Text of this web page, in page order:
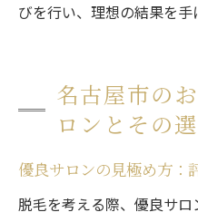
びを行い、理想の結果を手
名古屋市の
ロンとその
優良サロンの見極め方：
脱毛を考える際、優良サ